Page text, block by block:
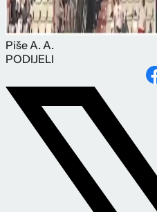
PišeA. A.
PODIJELI